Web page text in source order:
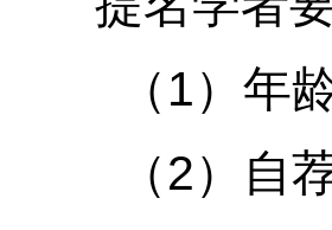
（ 1）年
（2）自